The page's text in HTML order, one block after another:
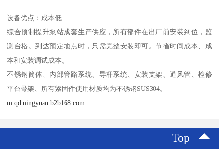
设备优点：成本低
综合预制提升泵站成套生产供应，所有部件在出厂前安装到位，监
测台格。到达预定地点时，只需完整安装即可。节省时间成本、成
本和安装调试成本。
不锈钢筒体、内部管路系统、导杆系统、安装支架、通风管、检修
平台骨架、所有紧固件使用材质均为不锈钢SUS304。
m.qdmingyuan.b2b168.com
Top